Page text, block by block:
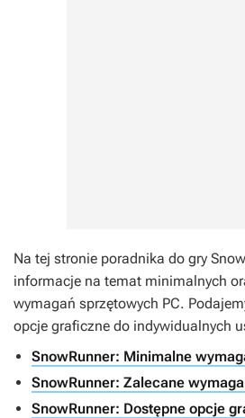
Na tej stronie poradnika do gry
informacje na temat minimalnych
wymagań sprzętowych PC.
opcje graficzne do indywidualnych
SnowRunner: Minimalne
SnowRunner: Zalecane
SnowRunner: Dostępne opcje